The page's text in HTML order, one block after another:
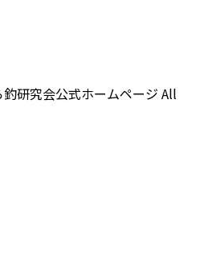
研究会公式ホームページ All